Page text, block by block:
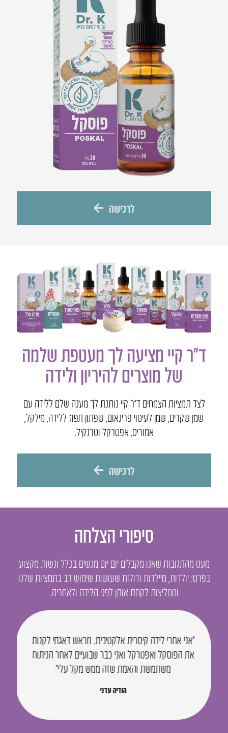
לרכישה
ד״ר קיי מציעה לך מעטפת שלמה
של מוצרים להיריון ולידה
לצד תמציות הצמחים ד”ר קיי נותנת לך מענה שלם ללידה עם
שמן שקדים, שמן לעיסוי פרינאום, שפתון תפוז ללידה, מילקל,
אמוריס, אפטרקל וטרנקיל.
לרכישה
סיפורי הצלחה
מעט מהתגובות שאנו מקבלים יום יום מנשים בכלל ונשות מקצוע
בפרט: יולדות, מיילדות ודולות שעושות שימוש רב בתמציות שלנו
וממליצות לקחת אותן לפני הלידה ולאחריה.
“אני אחרי לידה קיסרית אלקטיבית. מראש דאגתי לקנות
את הפוסקל ואפטרקל ואני כבר שבועיים לאחר הניתוח
משתמשת והאמת שזה ממש מקל עלי״
הודיה עדני